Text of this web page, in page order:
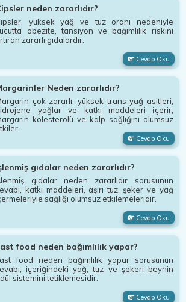
neden zararlıdır?
yüksek yağ ve tuz oranı nedeniyle
obezite, tansiyon ve bağımlılık riskini
zararlı gıdalardır.
Cevap Oku
Neden zararlıdır?
çok zararlı, yüksek trans yağ asitleri,
yağlar ve katkı maddeleri içerir,
kolesterolü ve kalp sağlığını olumsuz
Cevap Oku
gıdalar neden zararlıdır?
gıdalar neden zararlıdır sorusunun
katkı maddeleri, aşırı tuz, şeker ve yağ
sağlığı olumsuz etkilemeleridir.
Cevap Oku
food neden bağımlılık yapar?
food neden bağımlılık yapar sorusunun
içeriğindeki yağ, tuz ve şekeri beynin
sistemini tetiklemesidir.
Cevap Oku